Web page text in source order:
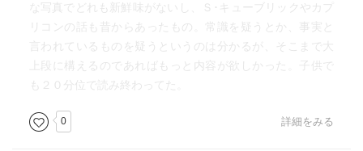
な写真でどれも新鮮味がないし、Ｓ･キューブリックやカプ
リコンの話も昔からあったもの。常識を疑うとか、事実と
言われているものを疑うというのは分かるが、そこまで大
上段に構えるのであればもっと内容が欲しかった。子供で
も２０分位で読み終わってた。
0 詳細をみる